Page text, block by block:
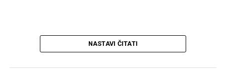
prema istočnom dijelu tropskog Pacifika i izbija prema
površini, čime dodatno pojačava El Ninjo.
NASTAVI ČITATI